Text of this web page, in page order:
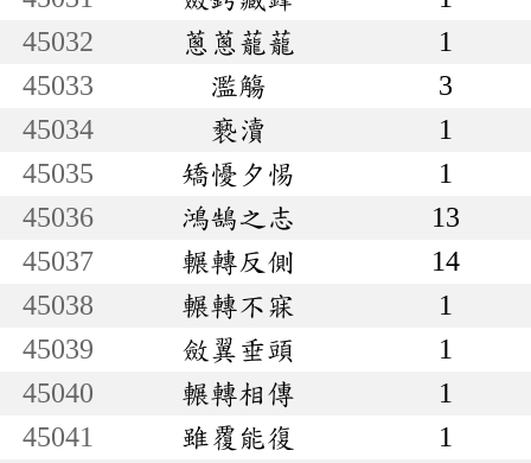
45032
蔥蔥蘢蘢
1
45033
濫觴
3
45034
褻瀆
1
45035
矯懮夕惕
1
45036
鴻鵠之志
13
45037
輾轉反側
14
45038
輾轉不寐
1
45039
斂翼垂頭
1
45040
輾轉相傳
1
45041
雖覆能復
1